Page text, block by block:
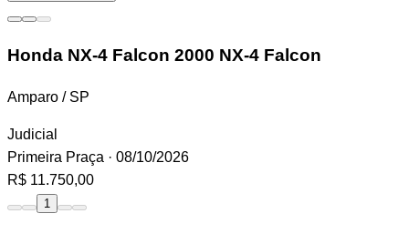
Honda NX-4 Falcon 2000 NX-4 Falcon
Amparo / SP
Judicial
Primeira Praça · 08/10/2026
R$ 11.750,00
1